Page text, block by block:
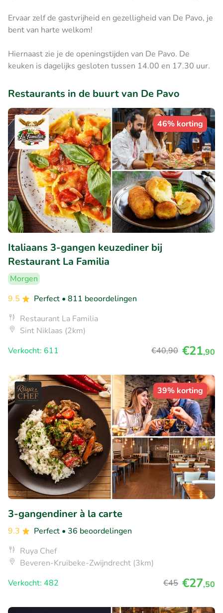
Ervaar zelf de gastvrijheid en gezelligheid van De Pavo, je
bent van harte welkom!
Hiernaast zie je de openingstijden van De Pavo. De
keuken is dagelijks gesloten tussen 14.00 en 17.30 uur.
Restaurants in de buurt van De Pavo
46% korting
Italiaans 3-gangen keuzediner bij
Restaurant La Familia
Morgen
9.5
Perfect • 811 beoordelingen
Restaurant La Familia
Sint Niklaas (2km)
Verkocht: 611
€40,90 €21,90
39% korting
3-gangendiner à la carte
9.3 Perfect • 36 beoordelingen
Ruya Chef
Beveren-Kruibeke-Zwijndrecht (3km)
Verkocht: 482
€45 €27,50